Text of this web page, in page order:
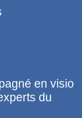
en visio
du